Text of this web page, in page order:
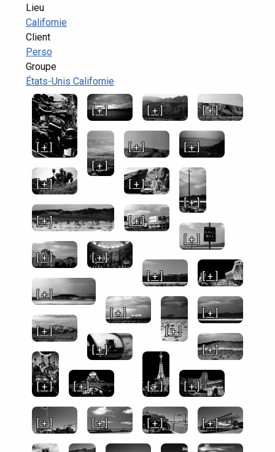
Lieu
Californie
Client
Perso
Groupe
États-Unis Californie
[ + ]
[ + ] [ + ] [ + ]
[ + ]
[ + ] [ + ]
[ + ] [ + ]
[ + ]
[ + ]
[ + ]
[ + ]
[ + ]
[ + ]
[ + ]
[ + ]
[ + ]
[ + ]
[ + ]
[ + ]
[ + ]
[ + ]
[ + ]
[ + ] [ + ]
[ + ] [ + ]
[ + ] [ + ] [ + ] [ + ]